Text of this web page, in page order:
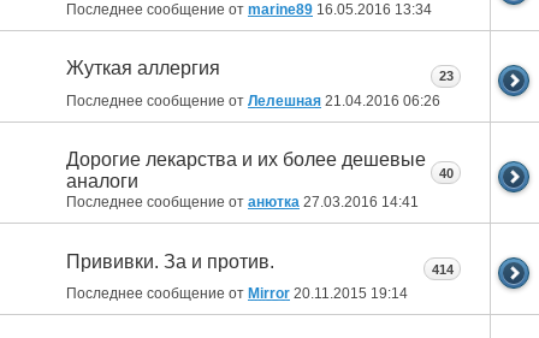
Последнее сообщение от marine89 16.05.2016 13:34
Жуткая аллергия
Последнее сообщение от Лелешная 21.04.2016 06:26
23
Дорогие лекарства и их более дешевые
аналоги
Последнее сообщение от анютка 27.03.2016 14:41
40
Прививки. За и против.
Последнее сообщение от Mirror 20.11.2015 19:14
414